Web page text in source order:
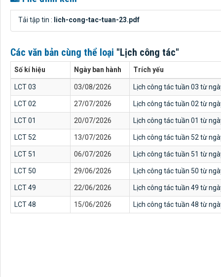
Tải tập tin : lich-cong-tac-tuan-23.pdf
Các văn bản cùng thể loại "Lịch công tác"
Số kí hiệu Ngày ban hành Trích yếu
LCT 03 03/08/2026 Lịch công tác tuần 03 từ
LCT 02 27/07/2026 Lịch công tác tuần 02 từ
LCT 01 20/07/2026 Lịch công tác tuần 01 từ
LCT 52 13/07/2026 Lịch công tác tuần 52 từ
LCT 51 06/07/2026 Lịch công tác tuần 51 từ
LCT 50 29/06/2026 Lịch công tác tuần 50 từ
LCT 49 22/06/2026 Lịch công tác tuần 49 từ
LCT 48 15/06/2026 Lịch công tác tuần 48 từ